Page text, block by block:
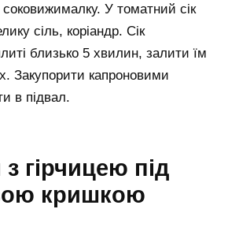
соковижималку. У томатний сік
сіль, коріандр. Сік
близько 5 хвилин, залити їм
Закупорити капроновими
в підвал.
гірчицею під
кришкою